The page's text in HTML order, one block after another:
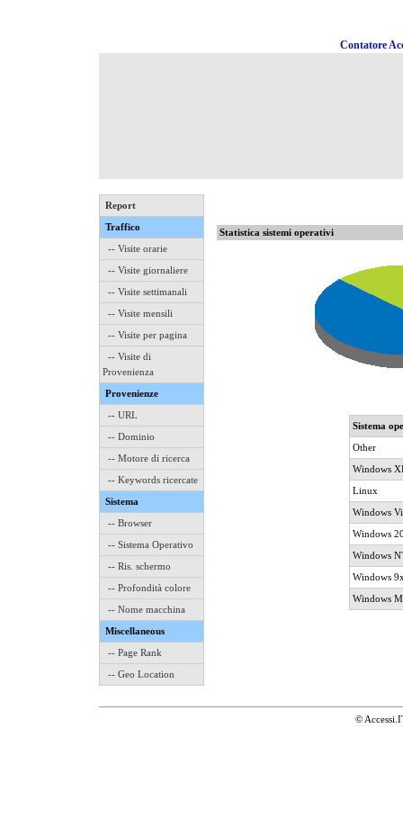
Contatore
Report
Traffico
-- Visite orarie
-- Visite giornaliere
-- Visite settimanali
-- Visite mensili
-- Visite per pagina
-- Visite di
Provenienza
Provenienze
-- URL
-- Dominio
-- Motore di ricerca
-- Keywords ricercate
Sistema
-- Browser
-- Sistema Operativo
-- Ris. schermo
-- Profondità colore
-- Nome macchina
Miscellaneous
-- Page Rank
-- Geo Location
Statistica sistemi operativi
Sistema
Other
Windows
Linux
Windows
Windows
Windows
Windows
Windows
©